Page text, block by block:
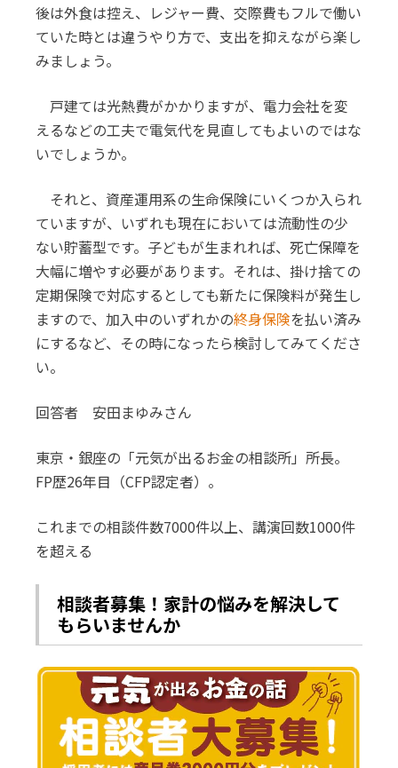
後は外食は控え、レジャー費、交際費もフルで働い
ていた時とは違うやり方で、支出を抑えながら楽し
みましょう。
戸建ては光熱費がかかりますが、電力会社を変
えるなどの工夫で電気代を見直してもよいのではな
いでしょうか。
それと、資産運用系の生命保険にいくつか入られ
ていますが、いずれも現在においては流動性の少
ない貯蓄型です。子どもが生まれれば、死亡保障を
大幅に増やす必要があります。それは、掛け捨ての
定期保険で対応するとしても新たに保険料が発生し
ますので、加入中のいずれかの終身保険を払い済み
にするなど、その時になったら検討してみてくださ
い。
回答者 安田まゆみさん
東京・銀座の「元気が出るお金の相談所」所長。
FP歴26年目（CFP認定者）。
これまでの相談件数7000件以上、講演回数1000件
を超える
相談者募集！家計の悩みを解決して
もらいませんか